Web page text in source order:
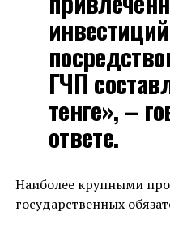
ГЧП
тенге», –
ответе.
Наиболее крупными
государственных